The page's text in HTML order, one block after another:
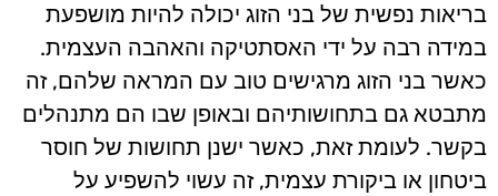
בריאות נפשית של בני הזוג יכולה להיות מושפעת
במידה רבה על ידי האסתטיקה והאהבה העצמית.
כאשר בני הזוג מרגישים טוב עם המראה שלהם, זה
מתבטא גם בתחושותיהם ובאופן שבו הם מתנהלים
בקשר. לעומת זאת, כאשר ישנן תחושות של חוסר
ביטחון או ביקורת עצמית, זה עשוי להשפיע על